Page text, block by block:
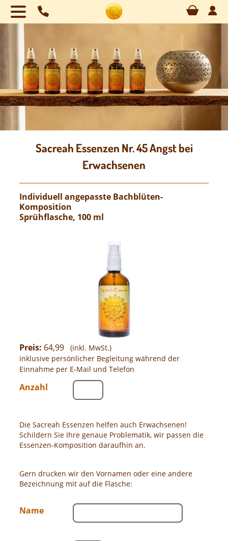
Sacreah Essenzen Nr. 45 Angst bei
Erwachsenen
Individuell angepasste Bachblüten-
Komposition
Sprühflasche, 100 ml
Preis: 64,99
(inkl. MwSt.)
inklusive persönlicher Begleitung während der
Einnahme per E-Mail und Telefon
Anzahl
Die Sacreah Essenzen helfen auch Erwachsenen!
Schildern Sie Ihre genaue Problematik, wir passen die
Essenzen-Komposition daraufhin an.
Gern drucken wir den Vornamen oder eine andere
Bezeichnung mit auf die Flasche:
Name